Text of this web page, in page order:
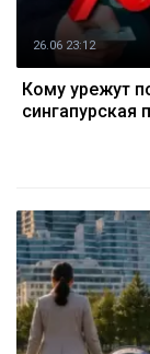
26.06 23:12
Кому урежут
сингапурская